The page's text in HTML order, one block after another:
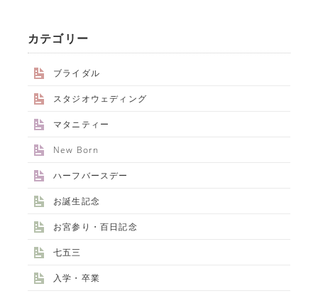
カテゴリー
ブライダル
スタジオウェディング
マタニティー
New Born
ハーフバースデー
お誕生記念
お宮参り・百日記念
七五三
入学・卒業